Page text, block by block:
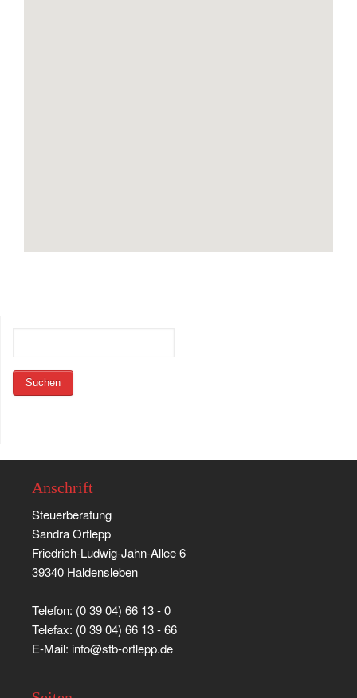
Anschrift
Steuerberatung
Sandra Ortlepp
Friedrich-Ludwig-Jahn-Allee 6
39340 Haldensleben
Telefon: (0 39 04) 66 13 - 0
Telefax: (0 39 04) 66 13 - 66
E-Mail: info@stb-ortlepp.de